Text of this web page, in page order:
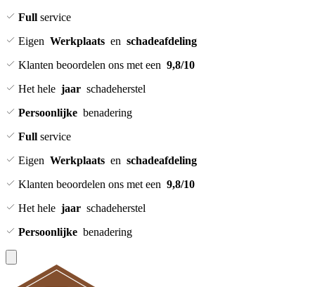
Full service
Eigen Werkplaats en schadeafdeling
Klanten beoordelen ons met een 9,8/10
Het hele jaar schadeherstel
Persoonlijke benadering
Full service
Eigen Werkplaats en schadeafdeling
Klanten beoordelen ons met een 9,8/10
Het hele jaar schadeherstel
Persoonlijke benadering